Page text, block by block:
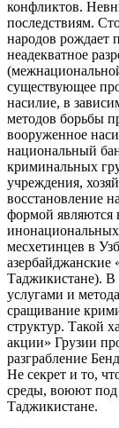
конфликтов.
последствиям.
народов рождает
неадекватное
существующее
насилие, в
методов борьбы
вооруженное
национальный
криминальных
учреждения,
восстановление
формой
месхетинцев в
азербайджанские
Таджикистане). В
услугами и
сращивание
структур. Такой
акции» Грузии
разграбление
Не секрет и то,
среды, воюют под
Таджикистане.